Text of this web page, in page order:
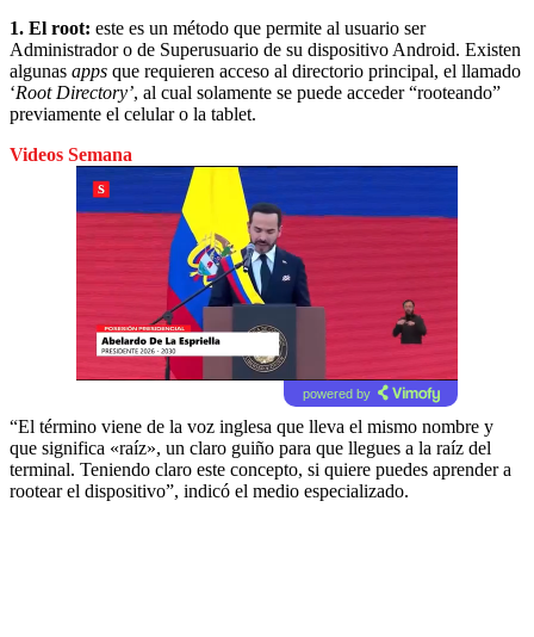
1. El root: este es un método que permite al usuario ser
Administrador o de Superusuario de su dispositivo Android. Existen
algunas apps que requieren acceso al directorio principal, el llamado
‘Root Directory’, al cual solamente se puede acceder “rooteando”
previamente el celular o la tablet.
Videos Semana
powered by
“El término viene de la voz inglesa que lleva el mismo nombre y
que significa «raíz», un claro guiño para que llegues a la raíz del
terminal. Teniendo claro este concepto, si quiere puedes aprender a
rootear el dispositivo”, indicó el medio especializado.